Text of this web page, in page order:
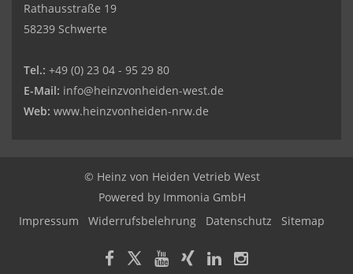
Rathausstraße 19
58239 Schwerte
Tel.: +49 (0) 23 04 - 95 29 80
E-Mail: info@heinzvonheiden-west.de
Web: www.heinzvonheiden-nrw.de
© Heinz von Heiden Vetrieb West
Powered by Immonia GmbH
Impressum
Widerrufsbelehrung Datenschutz Sitemap